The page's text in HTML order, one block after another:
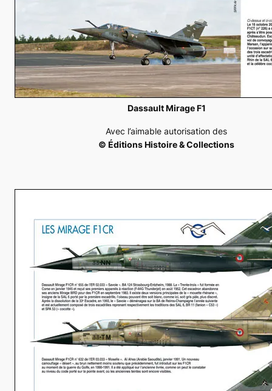
Dassault Mirage F1
Avec l’aimable autorisation des
© Éditions Histoire & Collections